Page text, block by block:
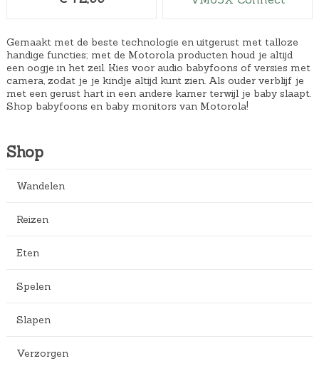
,
5
.
Gemaakt met de beste technologie en uitgerust met talloze
handige functies; met de Motorola producten houd je altijd
een oogje in het zeil. Kies voor audio babyfoons of versies met
camera, zodat je je kindje altijd kunt zien. Als ouder verblijf je
met een gerust hart in een andere kamer terwijl je baby slaapt.
Shop babyfoons en baby monitors van Motorola!
Shop
Wandelen
Reizen
Eten
Spelen
Slapen
Verzorgen